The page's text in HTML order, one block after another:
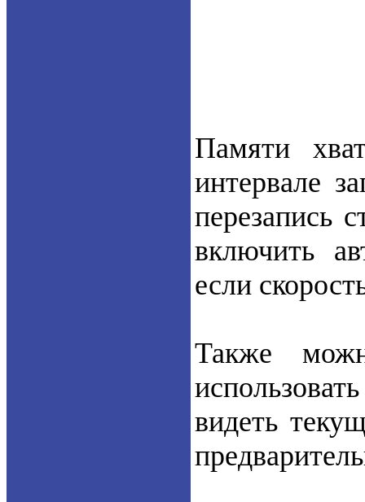
Памяти
интервале
перезапись
включить
если
Также
видеть